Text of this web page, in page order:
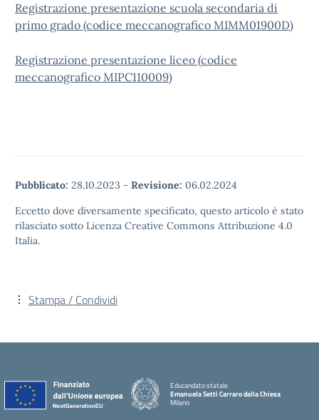
Registrazione presentazione scuola secondaria di
primo grado (codice meccanografico MIMM01900D)
Registrazione presentazione liceo (codice
meccanografico MIPC110009)
Pubblicato: 28.10.2023 - Revisione: 06.02.2024
Eccetto dove diversamente specificato, questo articolo è stato
rilasciato sotto Licenza Creative Commons Attribuzione 4.0
Italia.
Stampa / Condividi
Educandato statale
Emanuela Setti Carraro dalla Chiesa
Milano